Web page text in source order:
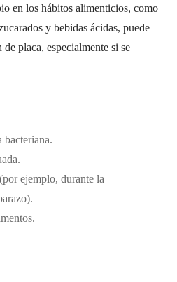
en los hábitos alimenticios, como
y bebidas ácidas, puede
placa, especialmente si se
bacteriana.
ejemplo, durante la